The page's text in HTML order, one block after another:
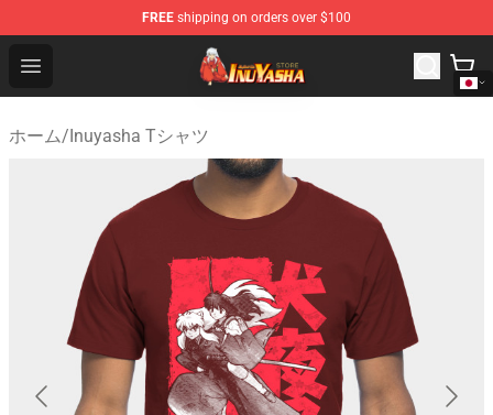
FREE shipping on orders over $100
Open menu
Inuyasha Store - Official Inuyasha Merchandise Shop
ホーム/Inuyasha Tシャツ